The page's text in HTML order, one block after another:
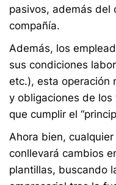
pasivos, además del
compañía.
Además, los
sus condiciones
etc.), esta operación
y obligaciones de
que cumplir el
Ahora bien,
conllevará cambios
plantillas, buscando